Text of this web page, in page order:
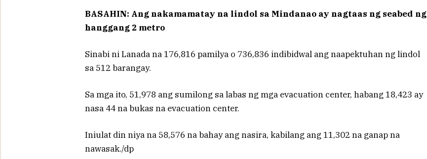
BASAHIN: Ang nakamamatay na lindol sa Mindanao ay nagtaas ng seabed ng
hanggang 2 metro
Sinabi ni Lanada na 176,816 pamilya o 736,836 indibidwal ang naapektuhan ng lindol
sa 512 barangay.
Sa mga ito, 51,978 ang sumilong sa labas ng mga evacuation center, habang 18,423 ay
nasa 44 na bukas na evacuation center.
Iniulat din niya na 58,576 na bahay ang nasira, kabilang ang 11,302 na ganap na
nawasak./dp